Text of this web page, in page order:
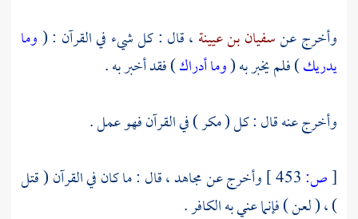
وأخرج عنسفيان بن عيينة ، قال : كل شيء في القرآن : (وما
يدريك) فلم يخبر به (وما أدراك) فقد أخبر به .
وأخرج عنه قال : كل ( مكر ) في القرآن فهو عمل .
[ص: وأخرج عنمجاهد، قال : ما كان في القرآن ( قتل
) ، ( لعن ) فإنما عني به الكافر .